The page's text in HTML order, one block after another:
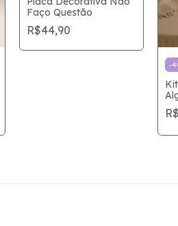
Faço Questão
R$44,90
-